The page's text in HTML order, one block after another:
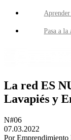
Pasa a la
La red ES
Lavapiés y
N#06
07.03.2022
Por